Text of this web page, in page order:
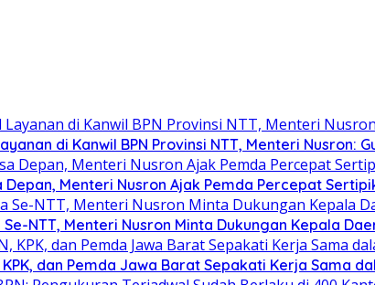
di Kanwil BPN Provinsi NTT, Menteri Nusron:
Depan, Menteri Nusron Ajak Pemda Percepat
NTT, Menteri Nusron Minta Dukungan Kepala
dan Pemda Jawa Barat Sepakati Kerja Sama